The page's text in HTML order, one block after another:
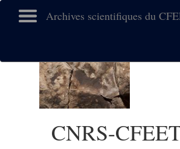
Archives scientifiques du
CNRS-